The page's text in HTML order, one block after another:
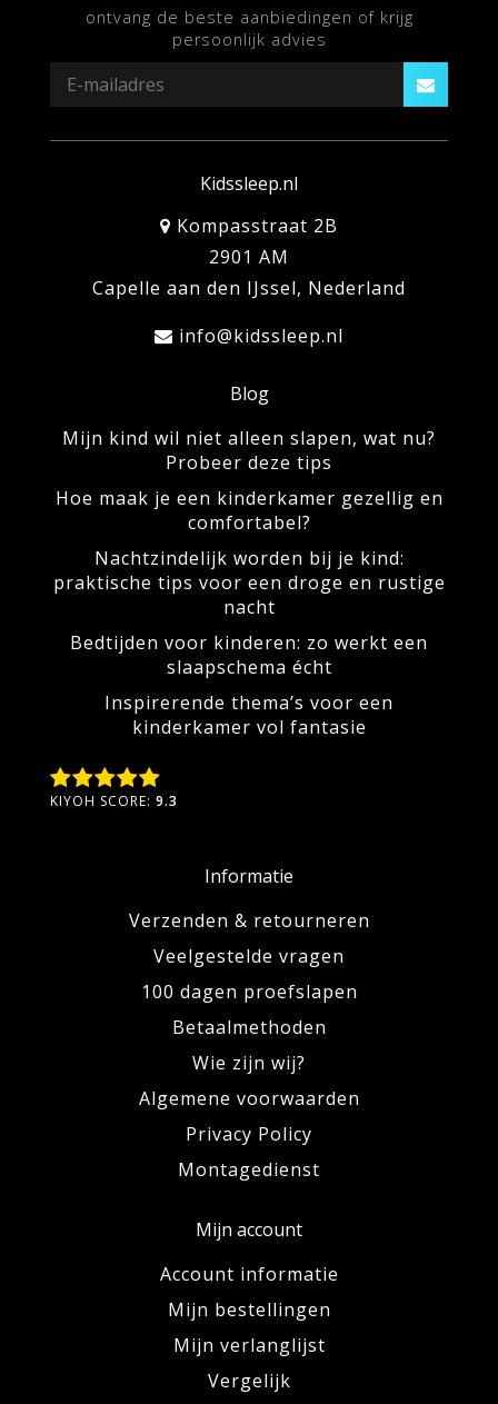
ontvang de beste aanbiedingen of krijg
persoonlijk advies
Kidssleep.nl
Kompasstraat 2B
2901 AM
Capelle aan den IJssel, Nederland
info@kidssleep.nl
Blog
Mijn kind wil niet alleen slapen, wat nu?
Probeer deze tips
Hoe maak je een kinderkamer gezellig en
comfortabel?
Nachtzindelijk worden bij je kind:
praktische tips voor een droge en rustige
nacht
Bedtijden voor kinderen: zo werkt een
slaapschema écht
Inspirerende thema’s voor een
kinderkamer vol fantasie
KIYOH SCORE: 9.3
Informatie
Verzenden & retourneren
Veelgestelde vragen
100 dagen proefslapen
Betaalmethoden
Wie zijn wij?
Algemene voorwaarden
Privacy Policy
Montagedienst
Mijn account
Account informatie
Mijn bestellingen
Mijn verlanglijst
Vergelijk